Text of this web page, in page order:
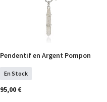
COMMANDER
Pendentif en Argent Pompon
En Stock
95,00 €